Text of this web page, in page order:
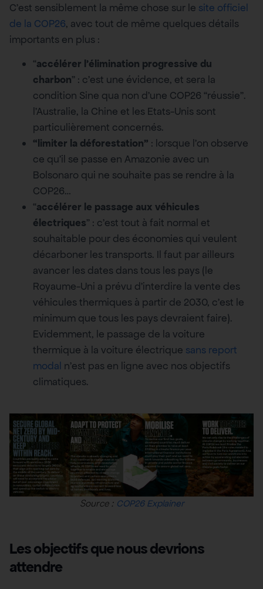
C’est sensiblement la même chose sur le site officiel
de la COP26, avec tout de même quelques détails
importants en plus :
“accélérer l’élimination progressive du
charbon” : c’est une évidence, et sera la
condition Sine qua non d’une COP26 “réussie”.
l’Australie, la Chine et les Etats-Unis sont
particulièrement concernés.
“limiter la déforestation” : lorsque l’on observe
ce qu’il se passe en Amazonie avec un
Bolsonaro qui ne souhaite pas se rendre à la
COP26…
“accélérer le passage aux véhicules
électriques” : c’est tout à fait normal et
souhaitable pour des économies qui veulent
décarboner les transports. Il faut par ailleurs
avancer les dates dans tous les pays (le
Royaume-Uni a prévu d’interdire la vente des
véhicules thermiques à partir de 2030, c’est le
minimum que tous les pays devraient faire).
Evidemment, le passage de la voiture
thermique à la voiture électrique sans report
modal n’est pas en ligne avec nos objectifs
climatiques.
Source : COP26 Explainer
Les objectifs que nous devrions
attendre